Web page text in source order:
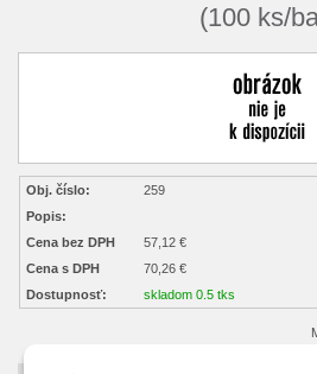
(100 ks/
Obj. číslo:
259
Popis:
Cena bez DPH
57,12 €
Cena s DPH
70,26 €
Dostupnosť:
skladom 0.5 tks